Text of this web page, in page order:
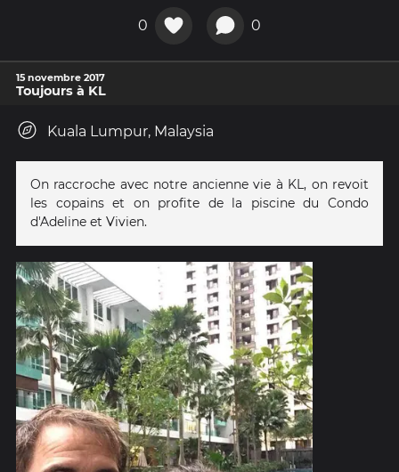
0 0
15 novembre 2017
Toujours à KL
Kuala Lumpur, Malaysia
On raccroche avec notre ancienne vie à KL, on revoit
les copains et on profite de la piscine du Condo
d'Adeline et Vivien.